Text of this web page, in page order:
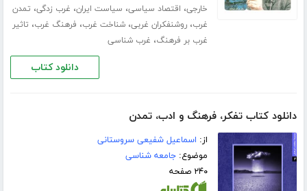
خارجی، اقتصاد سیاسی، سیاست ایران، غرب زدگی، تمدن
غرب،روشنفکران غربی،شناخت غرب، فرهنگ غرب، تاثیر
غرب بر فرهنگ، غرب شناسی
دانلود کتاب
دانلود کتاب تفکر، فرهنگ و ادب، تمدن
از: اسماعیل شفیعی سروستانی
موضوع:جامعه شناسی
۲۴۰ صفحه